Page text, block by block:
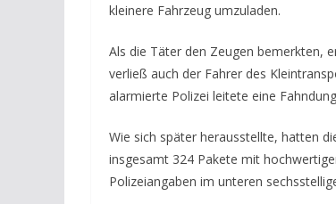
kleinere Fahrzeug umzuladen.
Als die Täter den Zeugen bemerkten,
verließ auch der Fahrer des
alarmierte Polizei leitete eine
Wie sich später herausstellte, hatten
insgesamt 324 Pakete mit
Polizeiangaben im unteren